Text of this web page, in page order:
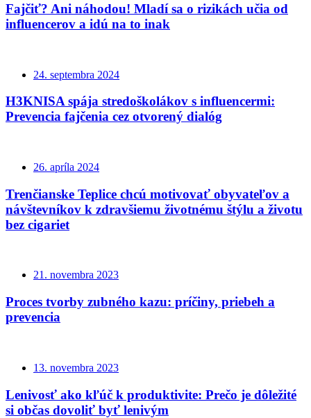
Fajčiť? Ani náhodou! Mladí sa o rizikách učia od
influencerov a idú na to inak
24. septembra 2024
H3KNISA spája stredoškolákov s influencermi:
Prevencia fajčenia cez otvorený dialóg
26. apríla 2024
Trenčianske Teplice chcú motivovať obyvateľov a
návštevníkov k zdravšiemu životnému štýlu a životu
bez cigariet
21. novembra 2023
Proces tvorby zubného kazu: príčiny, priebeh a
prevencia
13. novembra 2023
Lenivosť ako kľúč k produktivite: Prečo je dôležité
si občas dovoliť byť lenivým